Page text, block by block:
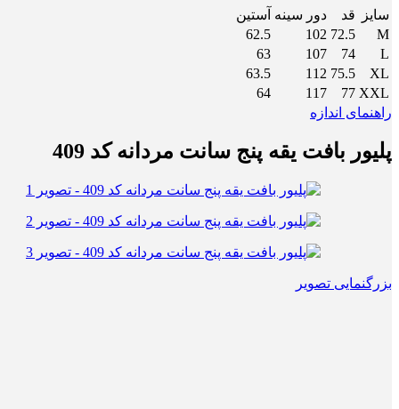
سایز قد دور سینه آستین
M
72.5
102
62.5
L
74
107
63
XL
75.5
112
63.5
XXL
77
117
64
راهنمای اندازه
پلیور بافت یقه پنج سانت مردانه کد 409
بزرگنمایی تصویر